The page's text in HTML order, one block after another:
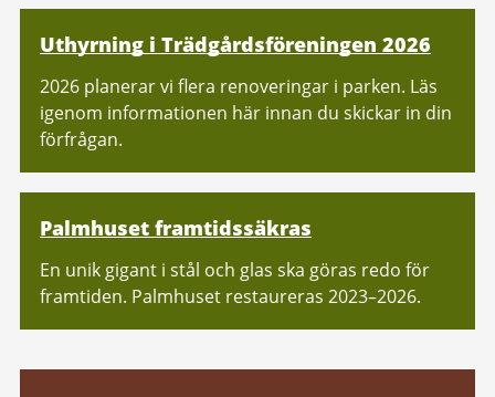
Relaterad
information
Uthyrning i Trädgårdsföreningen 2026
2026 planerar vi flera renoveringar i parken. Läs
igenom informationen här innan du skickar in din
förfrågan.
Palmhuset framtidssäkras
En unik gigant i stål och glas ska göras redo för
framtiden. Palmhuset restaureras 2023–2026.